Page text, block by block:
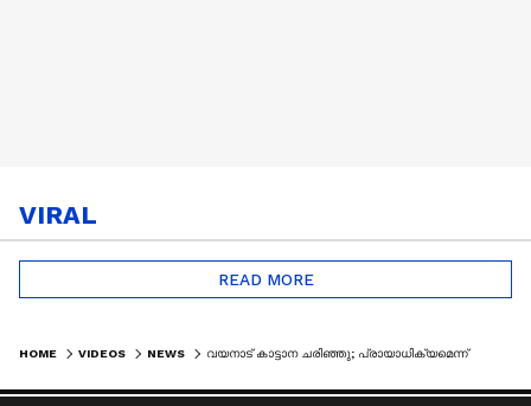
VIRAL
READ MORE
HOME VIDEOS NEWS